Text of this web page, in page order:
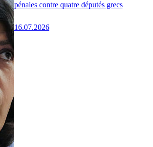
pénales contre quatre députés grecs
16.07.2026